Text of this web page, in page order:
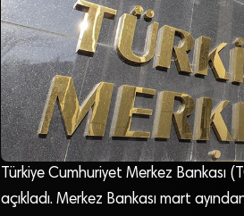
Türkiye Cumhuriyet Merkez Bankası
açıkladı. Merkez Bankası mart